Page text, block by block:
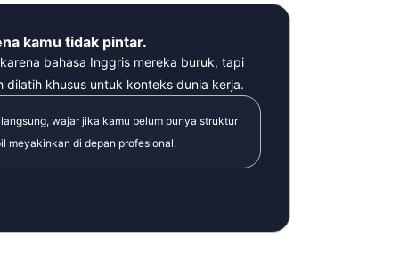
kamu tidak pintar.
bahasa Inggris mereka buruk, tapi
dilatih khusus untuk konteks dunia kerja.
wajar jika kamu belum punya struktur
meyakinkan di depan profesional.